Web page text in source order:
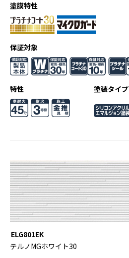
塗膜特性
保証対象
特性 塗装タイプ
ELG801EK
テルノMGホワイト30